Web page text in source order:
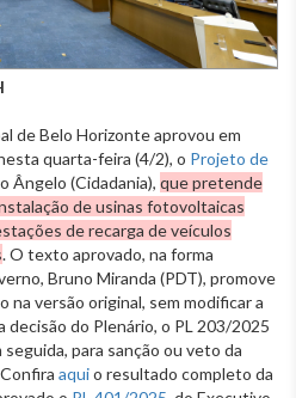
de Belo Horizonte aprovou em
quarta-feira (4/2), o Projeto de
Ângelo (Cidadania), que pretende
de usinas fotovoltaicas
de recarga de veículos
. O texto aprovado, na forma
Bruno Miranda (PDT), promove
versão original, sem modificar a
decisão do Plenário, o PL 203/2025
para sanção ou veto da
aquio resultado completo da